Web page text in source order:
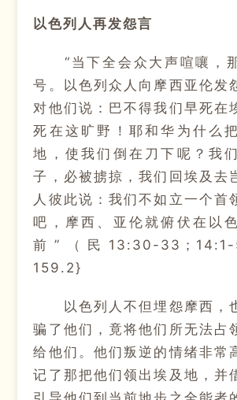
以色列人再发怨言
“当下全会众大声喧嚷，
号。以色列众人向摩西亚伦发
对他们说：巴不得我们早死在
死在这旷野！耶和华为什么
地，使我们倒在刀下呢？我
子，必被掳掠，我们回埃及去
人彼此说：我们不如立一个首
吧，摩西、亚伦就俯伏在以
前”（民13:30-33；
159.2}
以色列人不但埋怨摩西，
骗了他们，竟将他们所无法占
给他们。他们叛逆的情绪非常
记了那把他们领出埃及地，并